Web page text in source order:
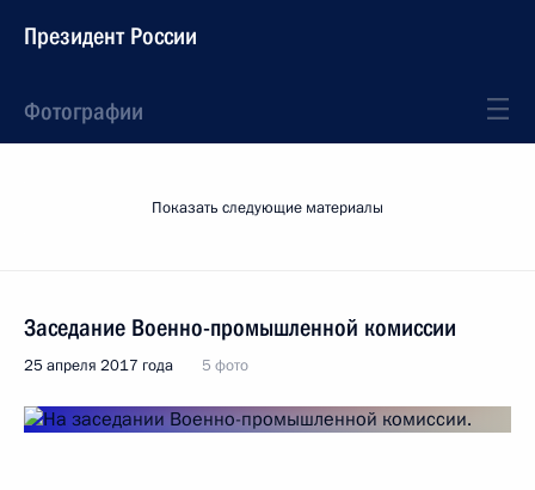
Президент России
Фотографии
Показать следующие материалы
Заседание Военно-промышленной комиссии
25 апреля 2017 года 5 фото